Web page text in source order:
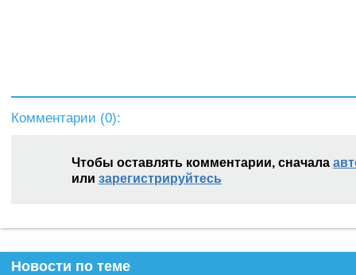
Комментарии (0):
Чтобы оставлять комментарии, сначала
или зарегистрируйтесь
Новости по теме